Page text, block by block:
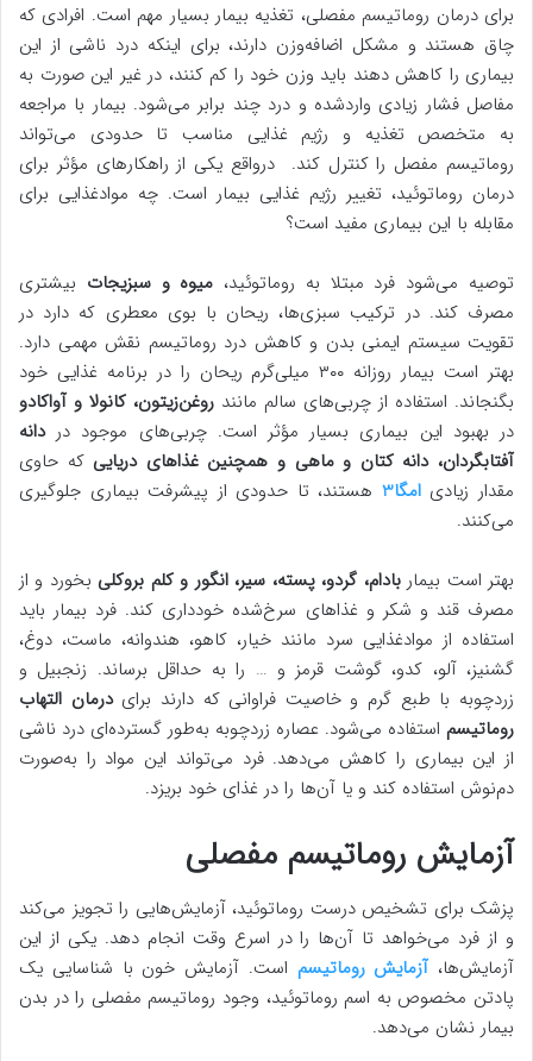
برای درمان روماتیسم مفصلی، تغذیه بیمار بسیار مهم است. افرادی که
چاق هستند و مشکل اضافه‌وزن دارند، برای اینکه درد ناشی از این
بیماری را کاهش دهند باید وزن خود را کم کنند، در غیر این صورت به
مفاصل فشار زیادی واردشده و درد چند برابر می‌شود. بیمار با مراجعه
به متخصص تغذیه و رژیم غذایی مناسب تا حدودی می‌تواند
روماتیسم مفصل را کنترل کند. درواقع یکی از راهکارهای مؤثر برای
درمان روماتوئید، تغییر رژیم غذایی بیمار است. چه موادغذایی برای
مقابله با این بیماری مفید است؟
توصیه می‌شود فرد مبتلا به روماتوئید، میوه و سبزیجات بیشتری
مصرف کند. در ترکیب سبزی‌ها، ریحان با بوی معطری که دارد در
تقویت سیستم ایمنی بدن و کاهش درد روماتیسم نقش مهمی دارد.
بهتر است بیمار روزانه ۳۰۰ میلی‌گرم ریحان را در برنامه غذایی خود
بگنجاند. استفاده از چربی‌های سالم مانند روغن‌زیتون، کانولا و آواکادو
در بهبود این بیماری بسیار مؤثر است. چربی‌های موجود دردانه
آفتابگردان، دانه کتان و ماهی و همچنین غذاهای دریایی که حاوی
مقدار زیادیامگا3
هستند، تا حدودی از پیشرفت بیماری جلوگیری
می‌کنند.
بهتر است بیماربادام، گردو، پسته، سیر، انگور و کلم بروکلی بخورد و از
مصرف قند و شکر و غذاهای سرخ‌شده خودداری کند. فرد بیمار باید
استفاده از موادغذایی سرد مانند خیار، کاهو، هندوانه، ماست، دوغ،
گشنیز، آلو، کدو، گوشت قرمز و … را به حداقل برساند. زنجبیل و
زردچوبه با طبع گرم و خاصیت فراوانی که دارند برایدرمان التهاب
روماتیسم استفاده می‌شود. عصاره زردچوبه به‌طور گسترده‌ای درد ناشی
از این بیماری را کاهش می‌دهد. فرد می‌تواند این مواد را به‌صورت
دم‌نوش استفاده کند و یا آن‌ها را در غذای خود بریزد.
آزمایش روماتیسم مفصلی
پزشک برای تشخیص درست روماتوئید، آزمایش‌هایی را تجویز می‌کند
و از فرد می‌خواهد تا آن‌ها را در اسرع وقت انجام دهد. یکی از این
آزمایش‌ها،آزمایش روماتیسم است. آزمایش خون با شناسایی یک
پادتن مخصوص به اسم روماتوئید، وجود روماتیسم مفصلی را در بدن
بیمار نشان می‌دهد.